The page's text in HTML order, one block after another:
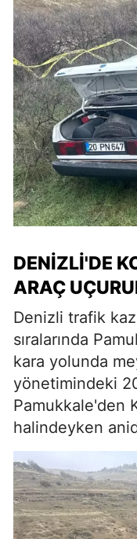
DENIZLI'DE
ARAÇ
Denizli trafik
sıralarında
kara yolunda
yönetimindeki
Pamukkale'den
halindeyken